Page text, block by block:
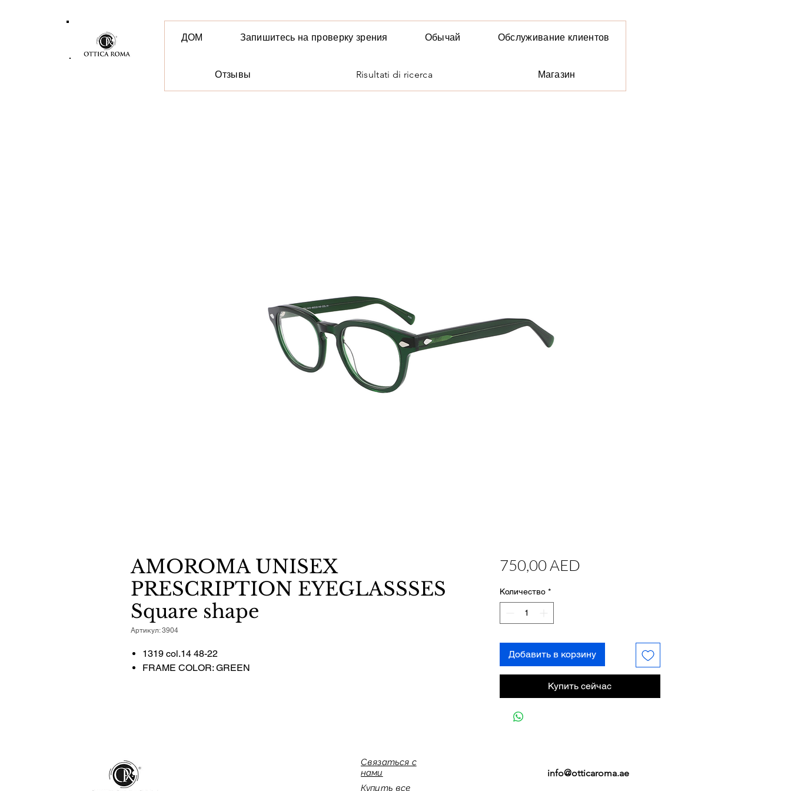
ДОМ Запишитесь на проверку зрения Обычай Обслуживание клиентов
Отзывы Risultati di ricerca Магазин
AMOROMA UNISEX
PRESCRIPTION EYEGLASSSES
Square shape
Артикул: 3904
1319 col.14 48-22
FRAME COLOR: GREEN
750,00 AEDЦена
Количество *
Добавить в корзину
Купить сейчас
Связаться с
нами
Купить все
info@otticaroma.ae